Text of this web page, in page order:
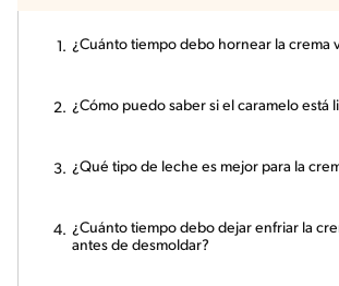
¿Cuánto tiempo debo hornear la crema
¿Cómo puedo saber si el caramelo está
¿Qué tipo de leche es mejor para la
¿Cuánto tiempo debo dejar enfriar la
antes de desmoldar?